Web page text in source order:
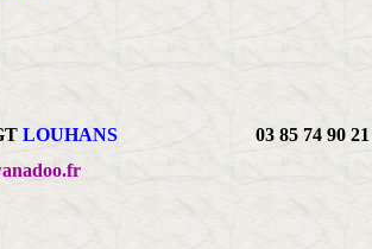
LOUHANS 03 85 74 90